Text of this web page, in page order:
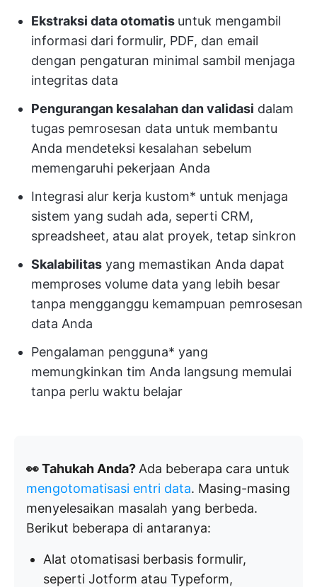
Ekstraksi data otomatis untuk mengambil
informasi dari formulir, PDF, dan email
dengan pengaturan minimal sambil menjaga
integritas data
Pengurangan kesalahan dan validasi dalam
tugas pemrosesan data untuk membantu
Anda mendeteksi kesalahan sebelum
memengaruhi pekerjaan Anda
Integrasi alur kerja kustom* untuk menjaga
sistem yang sudah ada, seperti CRM,
spreadsheet, atau alat proyek, tetap sinkron
Skalabilitas yang memastikan Anda dapat
memproses volume data yang lebih besar
tanpa mengganggu kemampuan pemrosesan
data Anda
Pengalaman pengguna* yang
memungkinkan tim Anda langsung memulai
tanpa perlu waktu belajar
👀 Tahukah Anda? Ada beberapa cara untuk
mengotomatisasi entri data. Masing-masing
menyelesaikan masalah yang berbeda.
Berikut beberapa di antaranya:
Alat otomatisasi berbasis formulir,
seperti Jotform atau Typeform,